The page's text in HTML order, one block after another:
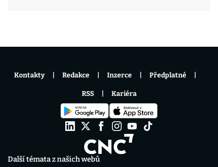
Další témata z našich webů
Kontakty Redakce Inzerce Předplatné
RSS Kariéra